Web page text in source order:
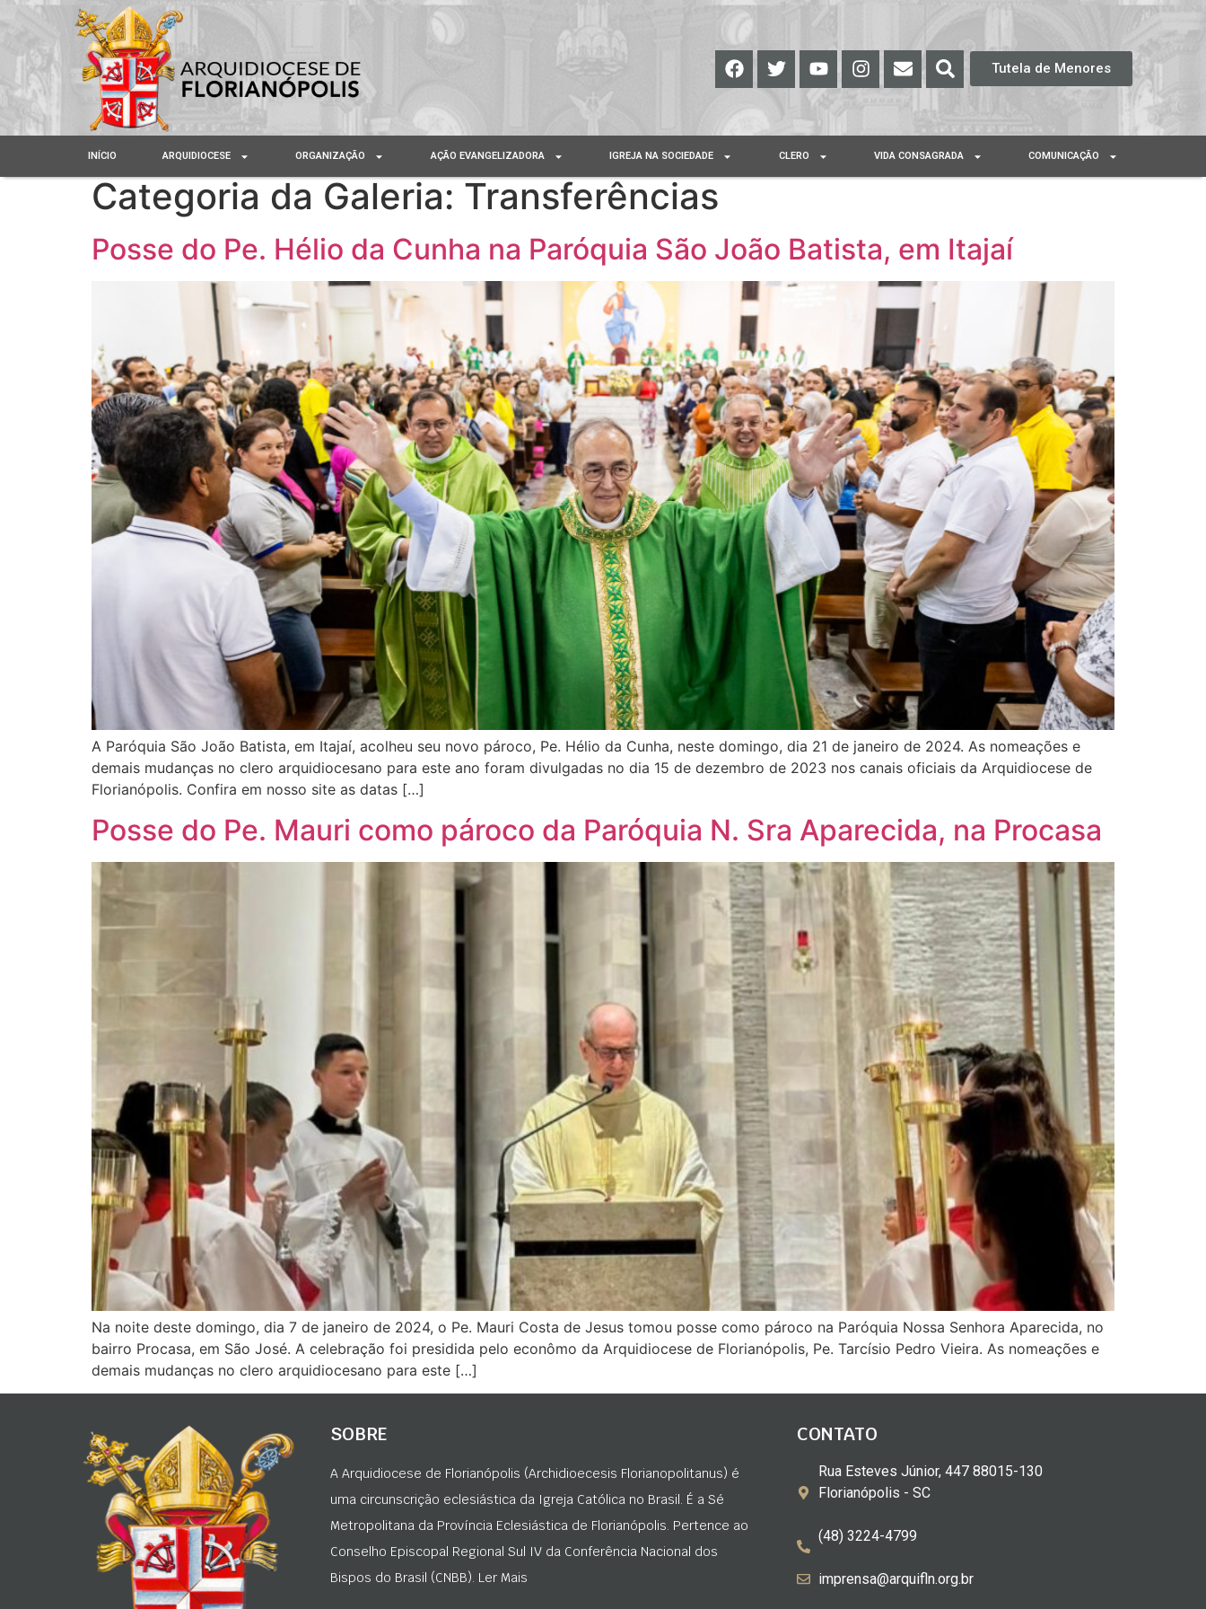
Tutela de Menores
INÍCIO ARQUIDIOCESE ORGANIZAÇÃO AÇÃO EVANGELIZADORA IGREJA NA SOCIEDADE CLERO VIDA CONSAGRADA COMUNICAÇÃO
Categoria da Galeria: Transferências
Posse do Pe. Hélio da Cunha na Paróquia São João Batista, em Itajaí
A Paróquia São João Batista, em Itajaí, acolheu seu novo pároco, Pe. Hélio da Cunha, neste domingo, dia 21 de janeiro de 2024. As nomeações e
demais mudanças no clero arquidiocesano para este ano foram divulgadas no dia 15 de dezembro de 2023 nos canais oficiais da Arquidiocese de
Florianópolis. Confira em nosso site as datas […]
Posse do Pe. Mauri como pároco da Paróquia N. Sra Aparecida, na Procasa
Na noite deste domingo, dia 7 de janeiro de 2024, o Pe. Mauri Costa de Jesus tomou posse como pároco na Paróquia Nossa Senhora Aparecida, no
bairro Procasa, em São José. A celebração foi presidida pelo econômo da Arquidiocese de Florianópolis, Pe. Tarcísio Pedro Vieira. As nomeações e
demais mudanças no clero arquidiocesano para este […]
SOBRE
A Arquidiocese de Florianópolis (Archidioecesis Florianopolitanus) é
uma circunscrição eclesiástica da Igreja Católica no Brasil. É a Sé
Metropolitana da Província Eclesiástica de Florianópolis. Pertence ao
Conselho Episcopal Regional Sul IV da Conferência Nacional dos
Bispos do Brasil (CNBB). Ler Mais
CONTATO
Rua Esteves Júnior, 447 88015-130
Florianópolis - SC
(48) 3224-4799
imprensa@arquifln.org.br